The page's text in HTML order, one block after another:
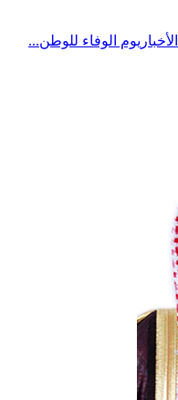
الأخبار يوم الوفاء للوطن...